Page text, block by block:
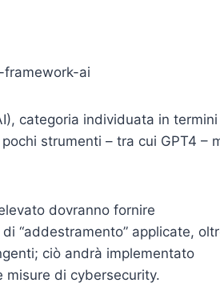
framework-ai
categoria individuata in
strumenti – tra cui GPT4 –
dovranno fornire
“addestramento” applicate,
ciò andrà implementato
misure di cybersecurity.